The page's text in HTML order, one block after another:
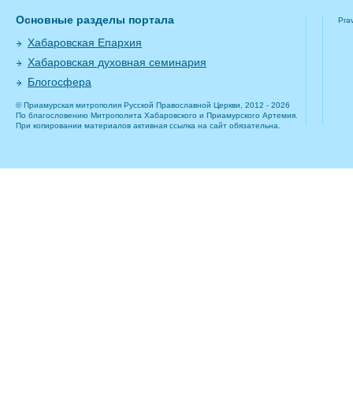
Основные разделы портала
Хабаровская Епархия
Хабаровская духовная семинария
Блогосфера
© Приамурская митрополия Русской Православной Церкви, 2012 - 2026
По благословению Митрополита Хабаровского и Приамурского Артемия.
При копировании материалов активная ссылка на сайт обязательна.